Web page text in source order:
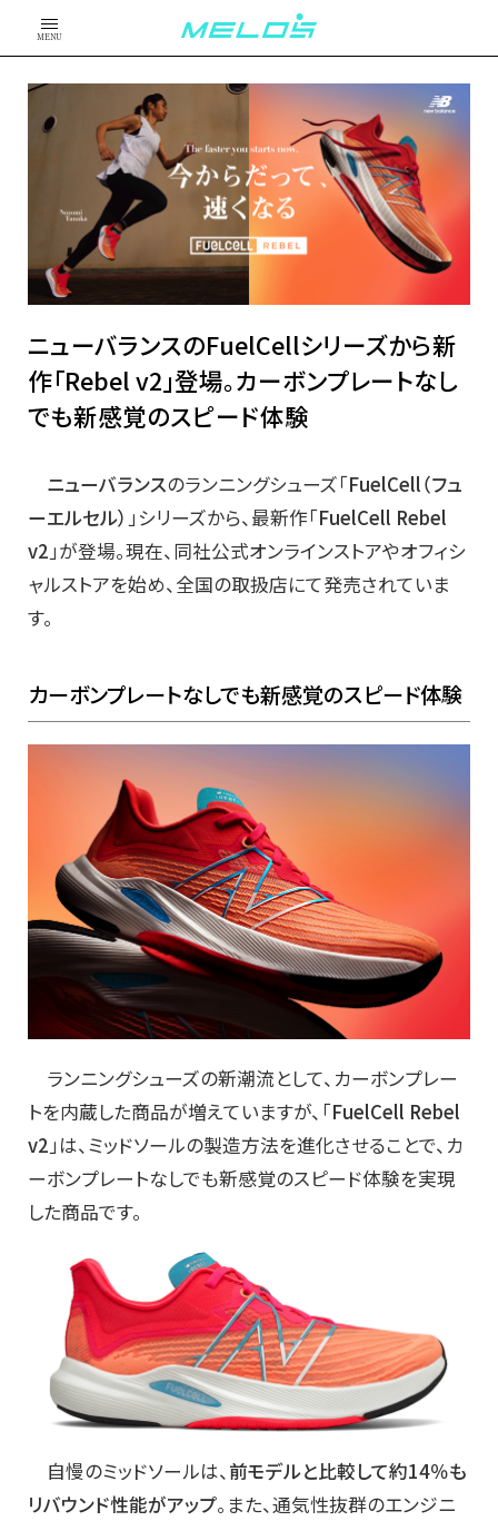
MENU
ニューバランスのFuelCellシリーズから新
作「Rebel v2」登場。カーボンプレートなし
でも新感覚のスピード体験
ニューバランスのランニングシューズ「FuelCell（フュ
ーエルセル） 」シリーズから、最新作「FuelCell Rebel
v2」が登場。現在、同社公式オンラインストアやオフィシ
ャルストアを始め、全国の取扱店にて発売されていま
す。
カーボンプレートなしでも新感覚のスピード体験
ランニングシューズの新潮流として、カーボンプレー
トを内蔵した商品が増えていますが、「FuelCell Rebel
v2」は、ミッドソールの製造方法を進化させることで、カ
ーボンプレートなしでも新感覚のスピード体験を実現
した商品です。
自慢のミッドソールは、前モデルと比較して約14％も
リバウンド性能がアップ。また、通気性抜群のエンジニ